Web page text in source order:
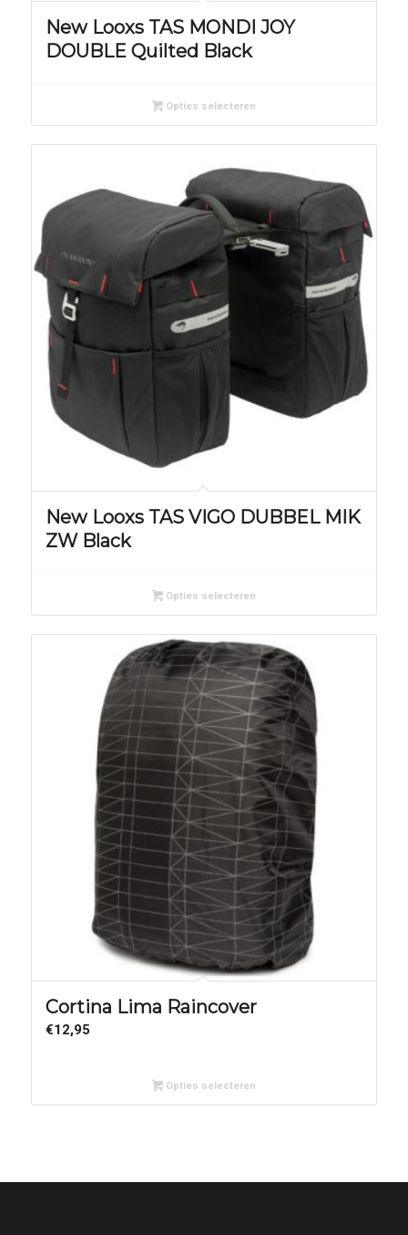
New Looxs TAS MONDI JOY
DOUBLE Quilted Black
Opties selecteren
New Looxs TAS VIGO DUBBEL MIK
ZW Black
Opties selecteren
Cortina Lima Raincover
€12,95
Opties selecteren